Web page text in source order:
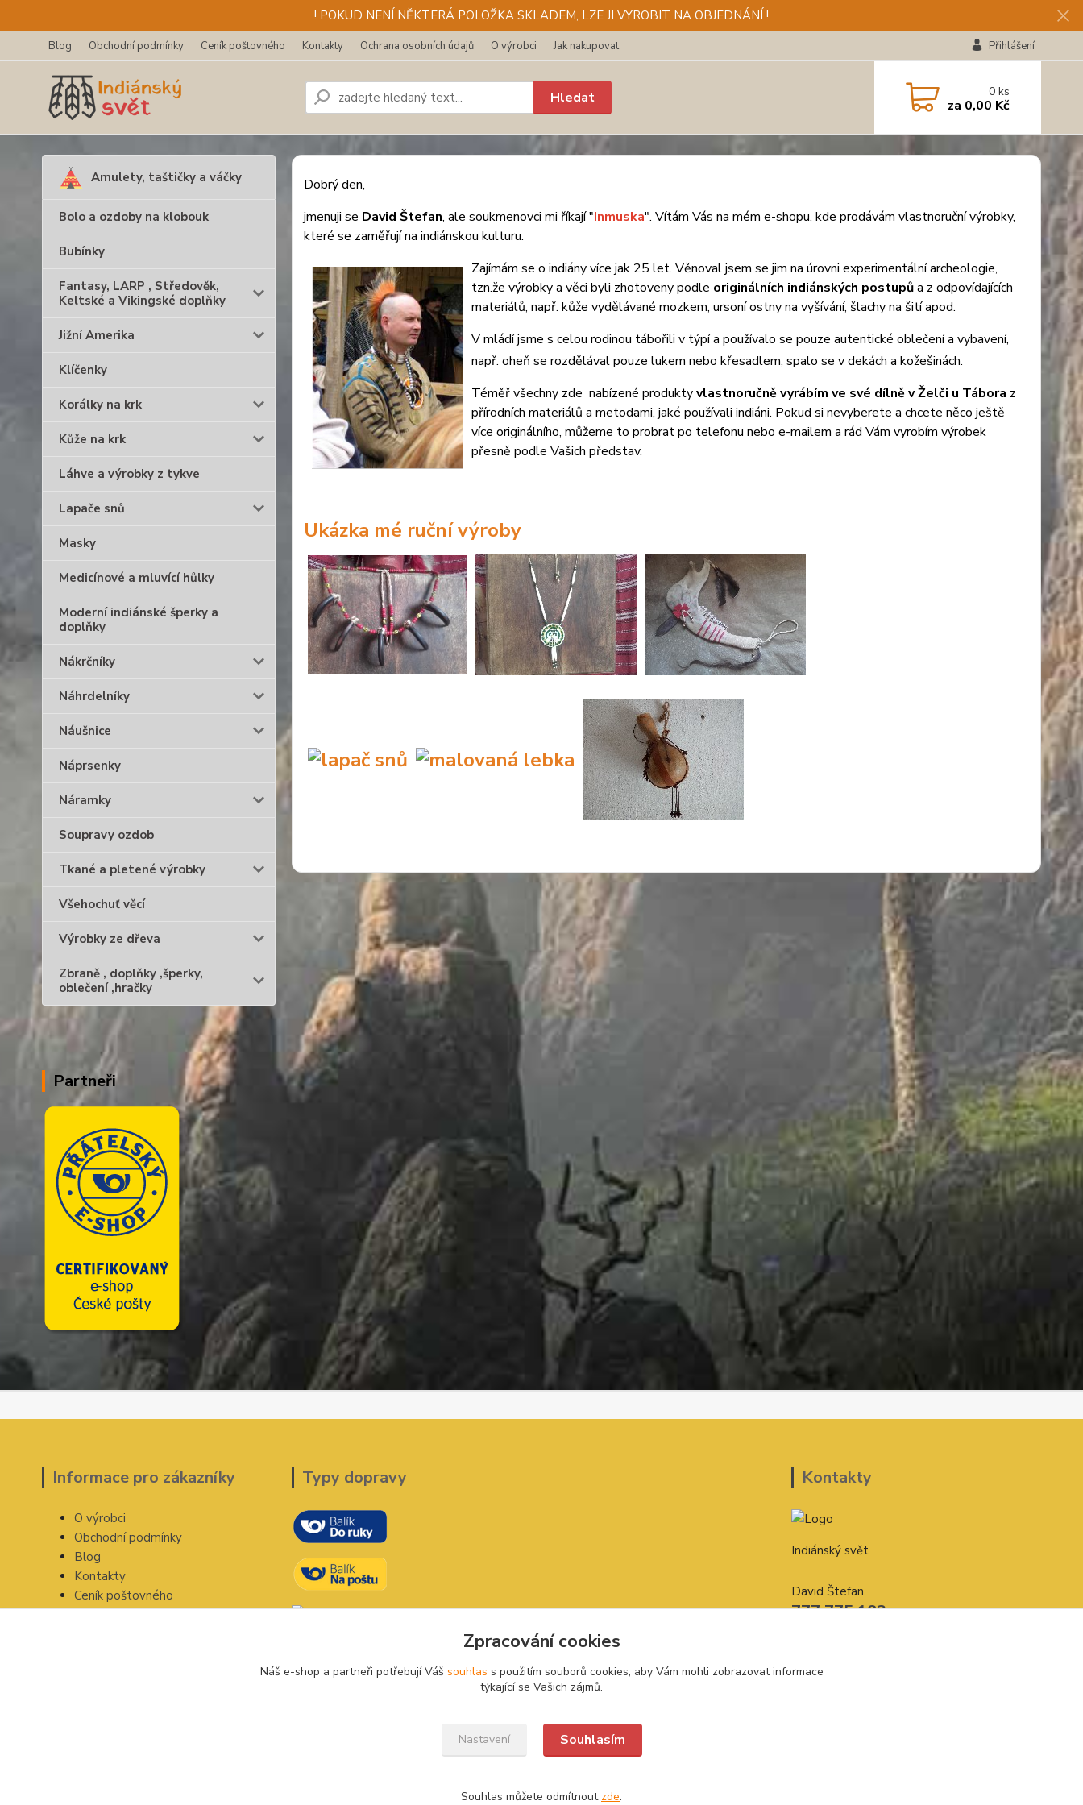
! POKUD NENÍ NĚKTERÁ POLOŽKA SKLADEM, LZE JI VYROBIT NA OBJEDNÁNÍ !
Blog Obchodní podmínky Ceník poštovného Kontakty Ochrana osobních údajů O výrobci Jak nakupovat Přihlášení
Hledat 0ks
za 0,00 Kč
Amulety, taštičky a váčky
Bolo a ozdoby na klobouk
Bubínky
Fantasy, LARP , Středověk,
Keltské a Vikingské doplňky
Jižní Amerika
Klíčenky
Korálky na krk
Kůže na krk
Láhve a výrobky z tykve
Lapače snů
Masky
Medicínové a mluvící hůlky
Moderní indiánské šperky a
doplňky
Nákrčníky
Náhrdelníky
Náušnice
Náprsenky
Náramky
Soupravy ozdob
Tkané a pletené výrobky
Všehochuť věcí
Výrobky ze dřeva
Zbraně , doplňky ,šperky,
oblečení ,hračky
Partneři
Dobrý den,
jmenuji se David Štefan, ale soukmenovci mi říkají "Inmuska". Vítám Vás na mém e-shopu, kde prodávám vlastnoruční výrobky,
které se zaměřují na indiánskou kulturu.
Zajímám se o indiány více jak 25 let. Věnoval jsem se jim na úrovni experimentální archeologie,
tzn.že výrobky a věci byli zhotoveny podle originálních indiánských postupůa z odpovídajících
materiálů, např. kůže vydělávané mozkem, ursoní ostny na vyšívání, šlachy na šití apod.
V mládí jsme s celou rodinou tábořili v týpí a používalo se pouze autentické oblečení a vybavení,
např. oheň se rozdělával pouze lukem nebo křesadlem, spalo se v dekách a kožešinách.
Téměř všechny zde nabízené produktyvlastnoručně vyrábím ve své dílně v Želči u Tábora z
přírodních materiálů a metodami, jaké používali indiáni. Pokud si nevyberete a chcete něco ještě
více originálního, můžeme to probrat po telefonu nebo e-mailem a rád Vám vyrobím výrobek
přesně podle Vašich představ.
Ukázka mé ruční výroby
Informace pro zákazníky
O výrobci
Obchodní podmínky
Blog
Kontakty
Ceník poštovného
Typy dopravy Kontakty
Indiánský svět
David Štefan
777 775 182
Zpracování cookies
Náš e-shop a partneři potřebují Váš souhlas s použitím souborů cookies, aby Vám mohli zobrazovat informace
týkající se Vašich zájmů.
Nastavení Souhlasím
Souhlas můžete odmítnout zde.